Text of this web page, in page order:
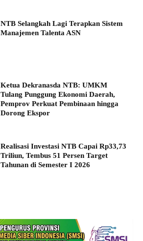
NTB Selangkah Lagi Terapkan Sistem
Manajemen Talenta ASN
Ketua Dekranasda NTB: UMKM
Tulang Punggung Ekonomi Daerah,
Pemprov Perkuat Pembinaan hingga
Dorong Ekspor
Realisasi Investasi NTB Capai Rp33,73
Triliun, Tembus 51 Persen Target
Tahunan di Semester I 2026